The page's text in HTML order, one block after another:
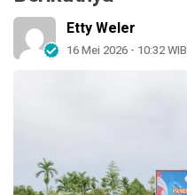
Etty Weler
16 Mei 2026 - 10:32 WIB